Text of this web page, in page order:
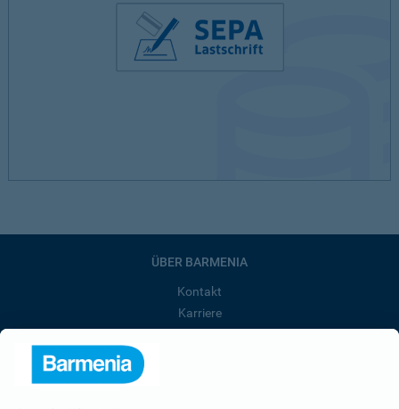
ÜBER BARMENIA
Kontakt
Karriere